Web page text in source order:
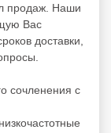
продаж. Наши
Вас
доставки,
сочленения с